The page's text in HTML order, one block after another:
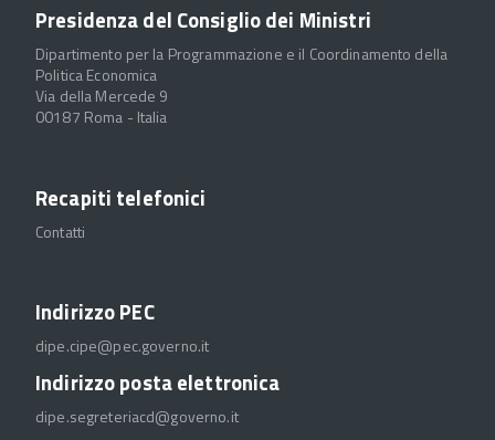
Presidenza del Consiglio dei Ministri
Dipartimento per la Programmazione e il Coordinamento della
Politica Economica
Via della Mercede 9
00187 Roma - Italia
Recapiti telefonici
Contatti
Indirizzo PEC
dipe.cipe@pec.governo.it
Indirizzo posta elettronica
dipe.segreteriacd@governo.it